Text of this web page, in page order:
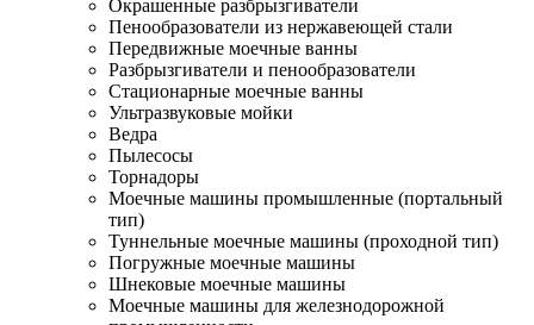
Окрашенные разбрызгиватели
Пенообразователи из нержавеющей стали
Передвижные моечные ванны
Разбрызгиватели и пенообразователи
Стационарные моечные ванны
Ультразвуковые мойки
Ведра
Пылесосы
Торнадоры
Моечные машины промышленные (портальный
тип)
Туннельные моечные машины (проходной тип)
Погружные моечные машины
Шнековые моечные машины
Моечные машины для железнодорожной